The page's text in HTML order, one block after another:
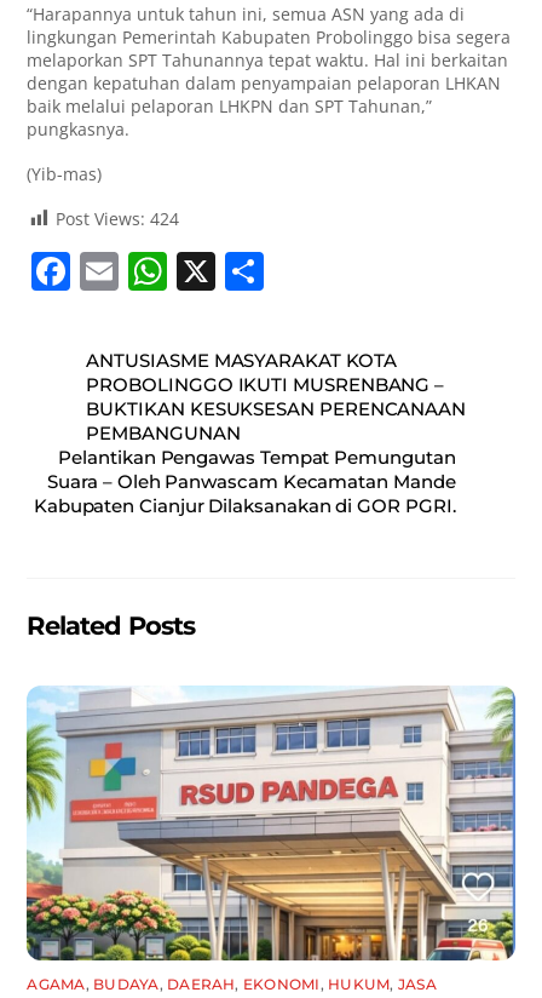
“Harapannya untuk tahun ini, semua ASN yang ada di
lingkungan Pemerintah Kabupaten Probolinggo bisa segera
melaporkan SPT Tahunannya tepat waktu. Hal ini berkaitan
dengan kepatuhan dalam penyampaian pelaporan LHKAN
baik melalui pelaporan LHKPN dan SPT Tahunan,”
pungkasnya.
(Yib-mas)
Post Views: 424
F
c
e
b
o
o
E
ai
l
W
at
s
A
p
p
X
ar
e
ANTUSIASME MASYARAKAT KOTA
PROBOLINGGO IKUTI MUSRENBANG –
BUKTIKAN KESUKSESAN PERENCANAAN
PEMBANGUNAN
Pelantikan Pengawas Tempat Pemungutan
Suara – Oleh Panwascam Kecamatan Mande
Kabupaten Cianjur Dilaksanakan di GOR PGRI.
Related Posts
AGAMA, BUDAYA, DAERAH, EKONOMI , HUKUM, JASA